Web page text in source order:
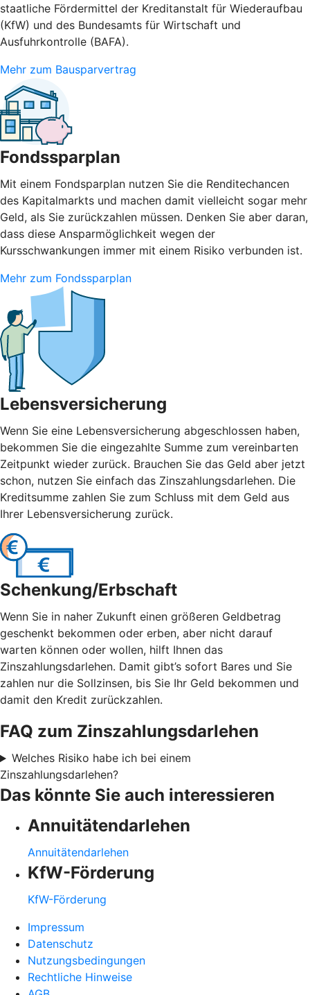
staatliche Fördermittel der Kreditanstalt für Wiederaufbau
(KfW) und des Bundesamts für Wirtschaft und
Ausfuhrkontrolle (BAFA).
Mehr zum Bausparvertrag
Fondssparplan
Mit einem Fondsparplan nutzen Sie die Renditechancen
des Kapitalmarkts und machen damit vielleicht sogar mehr
Geld, als Sie zurückzahlen müssen. Denken Sie aber daran,
dass diese Ansparmöglichkeit wegen der
Kursschwankungen immer mit einem Risiko verbunden ist.
Mehr zum Fondssparplan
Lebensversicherung
Wenn Sie eine Lebensversicherung abgeschlossen haben,
bekommen Sie die eingezahlte Summe zum vereinbarten
Zeitpunkt wieder zurück. Brauchen Sie das Geld aber jetzt
schon, nutzen Sie einfach das Zinszahlungsdarlehen. Die
Kreditsumme zahlen Sie zum Schluss mit dem Geld aus
Ihrer Lebensversicherung zurück.
Schenkung/Erbschaft
Wenn Sie in naher Zukunft einen größeren Geldbetrag
geschenkt bekommen oder erben, aber nicht darauf
warten können oder wollen, hilft Ihnen das
Zinszahlungsdarlehen. Damit gibt’s sofort Bares und Sie
zahlen nur die Sollzinsen, bis Sie Ihr Geld bekommen und
damit den Kredit zurückzahlen.
FAQ zum Zinszahlungsdarlehen
Welches Risiko habe ich bei einem
Zinszahlungsdarlehen?
Das könnte Sie auch interessieren
Annuitätendarlehen
Annuitätendarlehen
KfW-Förderung
KfW-Förderung
Impressum
Datenschutz
Nutzungsbedingungen
Rechtliche Hinweise